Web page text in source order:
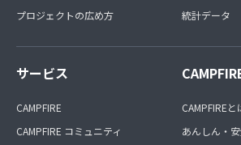
プロジェクトの広め方
統計データ
サービス
CAMPFIRE
CAMPFIRE コミュニティ
CAMPFIREと
あんしん・